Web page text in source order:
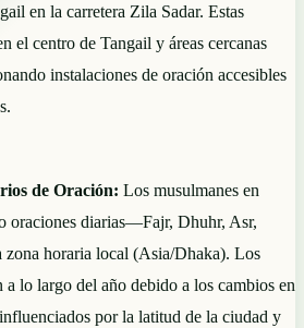
en la carretera Zila Sadar. Estas
el centro de Tangail y áreas cercanas
instalaciones de oración accesibles
de Oración: Los musulmanes en
oraciones diarias—Fajr, Dhuhr, Asr,
horaria local (Asia/Dhaka). Los
lo largo del año debido a los cambios en
por la latitud de la ciudad y